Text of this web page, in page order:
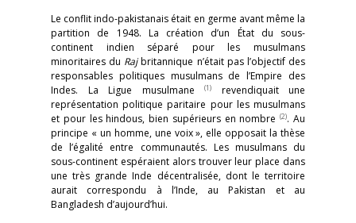
Le conflit indo-pakistanais était en germe avant même la
partition de 1948. La création d’un État du sous-
continent indien séparé pour les musulmans
minoritaires du Rajbritannique n’était pas l’objectif des
responsables politiques musulmans de l’Empire des
Indes. La Ligue musulmane
(1)
revendiquait une
représentation politique paritaire pour les musulmans
et pour les hindous, bien supérieurs en nombre(2). Au
principe « un homme, une voix », elle opposait la thèse
de l’égalité entre communautés. Les musulmans du
sous-continent espéraient alors trouver leur place dans
une très grande Inde décentralisée, dont le territoire
aurait correspondu à l’Inde, au Pakistan et au
Bangladesh d’aujourd’hui.